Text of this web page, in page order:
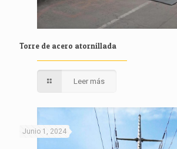
Torre de acero atornillada
Leer más
Junio 1, 2024